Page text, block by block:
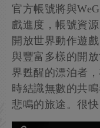
官方帳號將與
戲進度，帳號資
開放世界動作遊
與豐富多樣的開
界甦醒的漂泊者
時結識無數的共
悲鳴的旅途。很